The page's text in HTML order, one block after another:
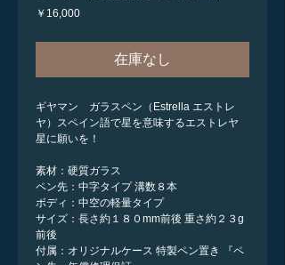
￥16,000価
在庫なし
ギヤマン ガラスペン（Estrella エストレ
ヤ）スペイン語で星を意味するエストレヤ
星に願いを！
素材：硬質ガラス
ペン先：中字タイプ 溝数８本
ボディ：中空の軽量タイプ
サイズ：長さ約１８０mm前後 重さ約２３g
前後
付属：オリジナルケース 特製ペン置き 『ペ